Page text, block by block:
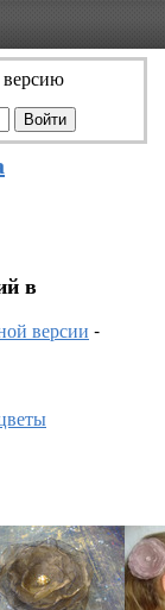
в
версии -